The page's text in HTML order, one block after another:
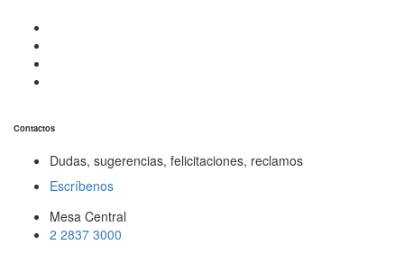
Contactos
Dudas, sugerencias, felicitaciones, reclamos
Escríbenos
Mesa Central
2 2837 3000